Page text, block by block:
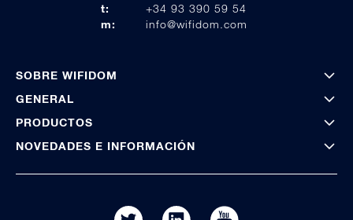
t:
+34 93 390 59 54
m:
info@wifidom.com
SOBRE WIFIDOM
GENERAL
PRODUCTOS
NOVEDADES E INFORMACIÓN